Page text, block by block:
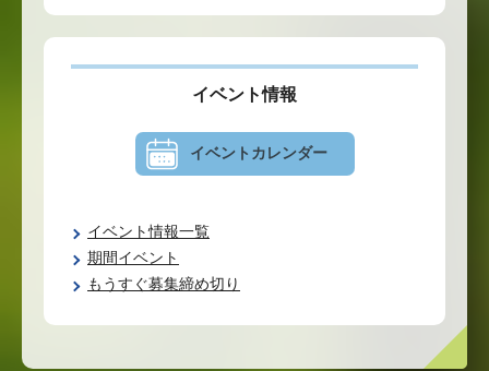
イベント情報
イベントカレンダー
イベント情報一覧
期間イベント
もうすぐ募集締め切り